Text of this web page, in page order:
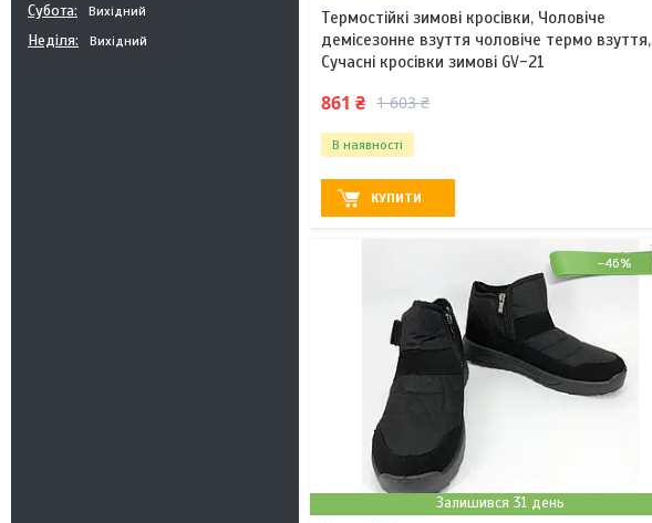
Субота Вихідний
Неділя Вихідний
Термостійкі зимові кросівки, Чоловіче
демісезонне взуття чоловіче термо взуття,
Сучасні кросівки зимові GV-21
861 ₴ 1 603 ₴
В наявності
КУПИТИ
–46%
Залишився 31 день